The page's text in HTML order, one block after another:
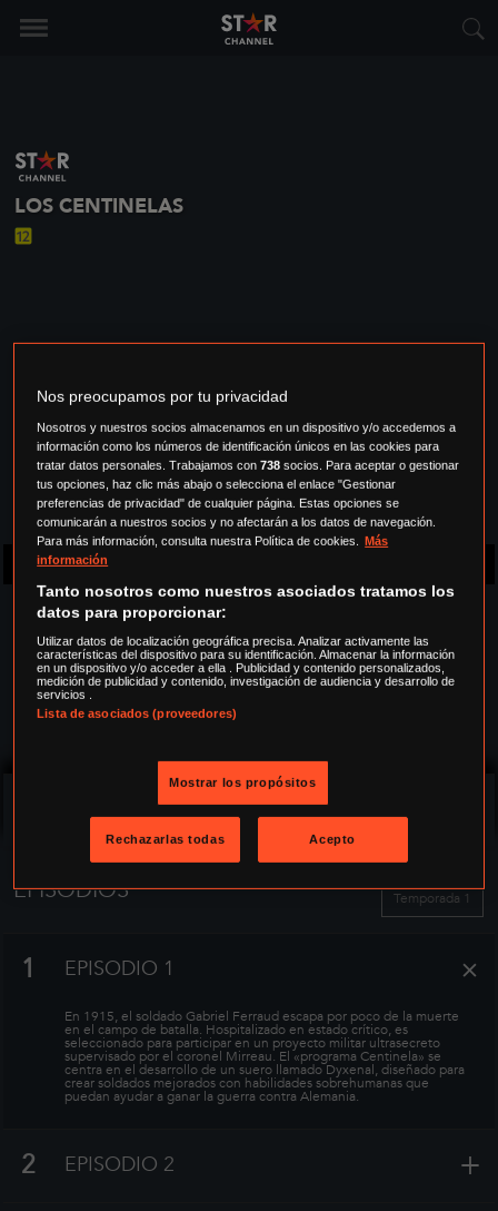
LOS CENTINELAS
Maratón 13 y 14 de diciembre
SINOPSIS
1915, en algún lugar del campo de batalla. El
soldado francés Gabriel escapa por los pelos de la
muerte y es repatriado al hospital más cercano. A su
seleccionado para participar en un programa de
investigación ultrasecreto diseñado para crear un
nuevo tipo de combatiente. A Gabriel le inoculan un
misterioso suero y, cuando despierta, no solo está
rápido que un ser humano normal. Pero la
volver a ver a su familia, debe unirse a los
Centinelas, un grupo secreto de soldados de élite
encargados con la peligrosa misión de poner fin a la
guerra.
seguir leyendo
EPISODIOS Temporada 1
1 EPISODIO 1 +
En 1915, el soldado Gabriel Ferraud escapa por poco de la muerte
en el campo de batalla. Hospitalizado en estado crítico, es
seleccionado para participar en un proyecto militar ultrasecreto
supervisado por el coronel Mirreau. El «programa Centinela» se
centra en el desarrollo de un suero llamado Dyxenal, diseñado para
crear soldados mejorados con habilidades sobrehumanas que
puedan ayudar a ganar la guerra contra Alemania.
2 EPISODIO 2 +
Nos preocupamos por tu privacidad
Nosotros y nuestros socios almacenamos en un dispositivo y/o accedemos a
información como los números de identificación únicos en las cookies para
tratar datos personales. Trabajamos con738 socios. Para aceptar o gestionar
tus opciones, haz clic más abajo o selecciona el enlace "Gestionar
preferencias de privacidad" de cualquier página. Estas opciones se
comunicarán a nuestros socios y no afectarán a los datos de navegación.
Para más información, consulta nuestra Política de cookies. Más
información
Tanto nosotros como nuestros asociados tratamos los
datos para proporcionar:
Utilizar datos de localización geográfica precisa. Analizar activamente las
características del dispositivo para su identificación. Almacenar la información
en un dispositivo y/o acceder a ella . Publicidad y contenido personalizados,
medición de publicidad y contenido, investigación de audiencia y desarrollo de
servicios .
Lista de asociados (proveedores)
Mostrar los propósitos
Rechazarlas todas Acepto